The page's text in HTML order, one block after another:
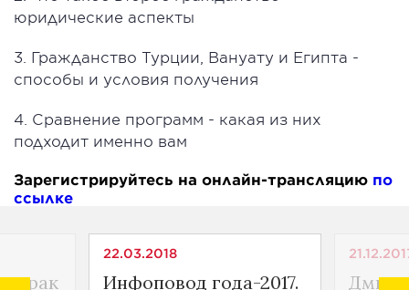
юридические аспекты
3. Гражданство Турции, Вануату и Египта -
способы и условия получения
4. Сравнение программ - какая из них
подходит именно вам
Зарегистрируйтесь на онлайн-трансляцию по
ссылке
22.03.2018
Инфоповод года-2017.